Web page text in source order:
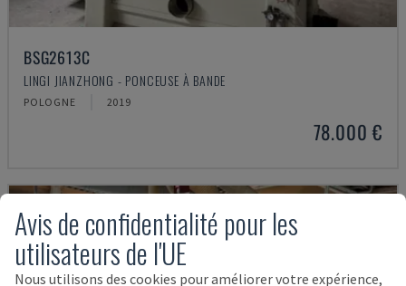
BSG2613C
LINGI JIANZHONG - PONCEUSE À BANDE
POLOGNE 2019
78.000 €
Avis de confidentialité pour les
utilisateurs de l'UE
Nous utilisons des cookies pour améliorer votre expérience,